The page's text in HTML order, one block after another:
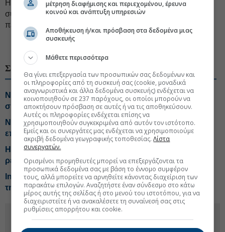
Η έκθεση είναι ειδικά σχεδιασμένη για να ενισχύσει τις B2B
συναντήσεις και τη δικτύωση, προσφέροντας το ιδανικό
περιβάλλον για ανάπτυξη συνεργασιών.
#Επενδύσεις Ελλάδα
ΣΧΕΤΙΚΑ ΘΕΜΑΤΑ
Νέο exit στον Ελαιώνα για τη Dimand σε διπλή
συναλλαγή με την ΔΕΔΔΗΕ
Noval: Προτεραιότητα στο The Grid και βλέμμα σε νέες
επενδύσεις
Η ΑΒΑΞ ανέλαβε την κατασκευή εργοστασίου
ρεύματος στη Λάρισα
Intracom Holdings: Πρώτη είσοδος στο Ελληνικό με
την Ten Brinke
μέτρηση διαφήμισης και περιεχομένου, έρευνα
κοινού και ανάπτυξη υπηρεσιών
Αποθήκευση ή/και πρόσβαση στα δεδομένα μιας
συσκευής
Μάθετε περισσότερα
Θα γίνει επεξεργασία των προσωπικών σας δεδομένων και
οι πληροφορίες από τη συσκευή σας (cookie, μοναδικά
αναγνωριστικά και άλλα δεδομένα συσκευής) ενδέχεται να
κοινοποιηθούν σε 237 παρόχους, οι οποίοι μπορούν να
αποκτήσουν πρόσβαση σε αυτές ή να τις αποθηκεύσουν.
Αυτές οι πληροφορίες ενδέχεται επίσης να
χρησιμοποιηθούν συγκεκριμένα από αυτόν τον ιστότοπο.
Εμείς και οι συνεργάτες μας ενδέχεται να χρησιμοποιούμε
ακριβή δεδομένα γεωγραφικής τοποθεσίας.Λίστα
συνεργατών.
Ορισμένοι προμηθευτές μπορεί να επεξεργάζονται τα
προσωπικά δεδομένα σας με βάση το έννομο συμφέρον
τους, αλλά μπορείτε να αρνηθείτε κάνοντας διαχείριση των
παρακάτω επιλογών. Αναζητήστε έναν σύνδεσμο στο κάτω
μέρος αυτής της σελίδας ή στο μενού του ιστοτόπου, για να
διαχειριστείτε ή να ανακαλέσετε τη συναίνεσή σας στις
ρυθμίσεις απορρήτου και cookie.